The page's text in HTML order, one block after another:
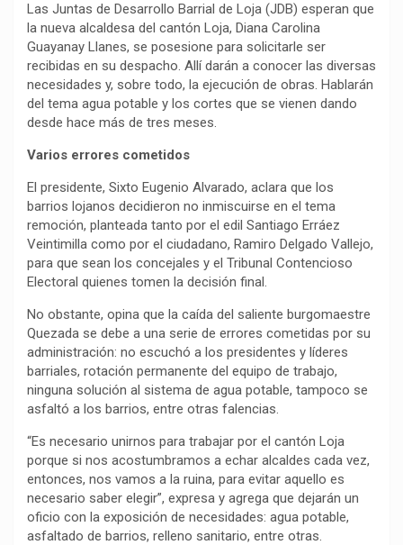
Las Juntas de Desarrollo Barrial de Loja (JDB) esperan que
la nueva alcaldesa del cantón Loja, Diana Carolina
Guayanay Llanes, se posesione para solicitarle ser
recibidas en su despacho. Allí darán a conocer las diversas
necesidades y, sobre todo, la ejecución de obras. Hablarán
del tema agua potable y los cortes que se vienen dando
desde hace más de tres meses.
Varios errores cometidos
El presidente, Sixto Eugenio Alvarado, aclara que los
barrios lojanos decidieron no inmiscuirse en el tema
remoción, planteada tanto por el edil Santiago Erráez
Veintimilla como por el ciudadano, Ramiro Delgado Vallejo,
para que sean los concejales y el Tribunal Contencioso
Electoral quienes tomen la decisión final.
No obstante, opina que la caída del saliente burgomaestre
Quezada se debe a una serie de errores cometidas por su
administración: no escuchó a los presidentes y líderes
barriales, rotación permanente del equipo de trabajo,
ninguna solución al sistema de agua potable, tampoco se
asfaltó a los barrios, entre otras falencias.
“Es necesario unirnos para trabajar por el cantón Loja
porque si nos acostumbramos a echar alcaldes cada vez,
entonces, nos vamos a la ruina, para evitar aquello es
necesario saber elegir”, expresa y agrega que dejarán un
oficio con la exposición de necesidades: agua potable,
asfaltado de barrios, relleno sanitario, entre otras.